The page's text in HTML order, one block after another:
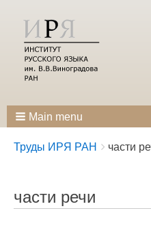
Main menu
Breadcrumbs
You
Труды ИРЯ РАН части
части речи